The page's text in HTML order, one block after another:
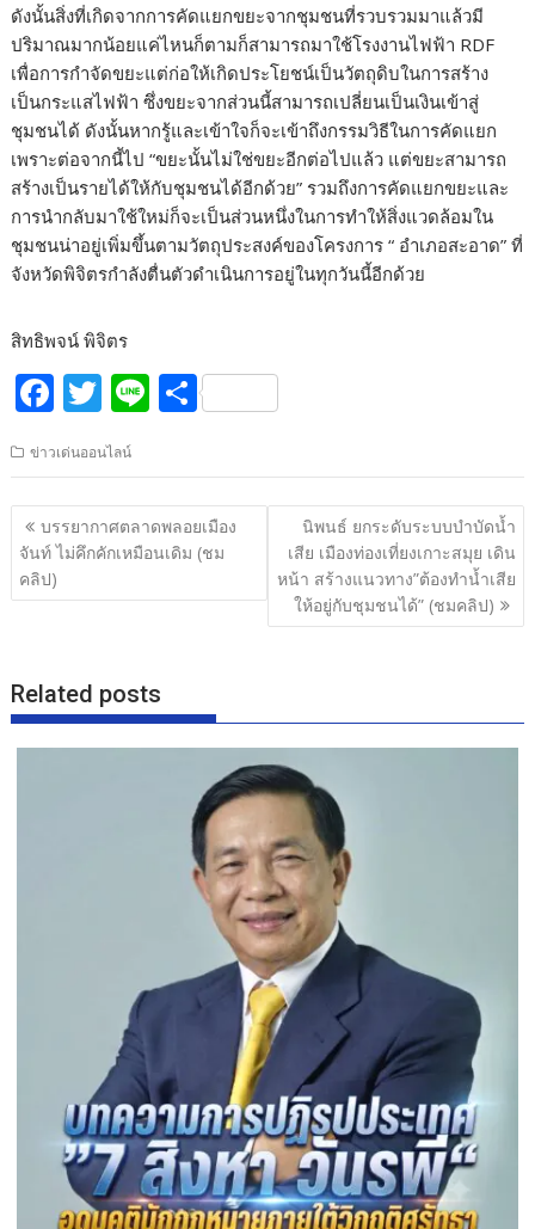
ดังนั้นสิ่งที่เกิดจากการคัดแยกขยะจากชุมชนที่รวบรวมมาแล้วมี
ปริมาณมากน้อยแค่ไหนก็ตามก็สามารถมาใช้โรงงานไฟฟ้า RDF
เพื่อการกำจัดขยะแต่ก่อให้เกิดประโยชน์เป็นวัตถุดิบในการสร้าง
เป็นกระแสไฟฟ้า ซึ่งขยะจากส่วนนี้สามารถเปลี่ยนเป็นเงินเข้าสู่
ชุมชนได้ ดังนั้นหากรู้และเข้าใจก็จะเข้าถึงกรรมวิธีในการคัดแยก
เพราะต่อจากนี้ไป “ขยะนั้นไม่ใช่ขยะอีกต่อไปแล้ว แต่ขยะสามารถ
สร้างเป็นรายได้ให้กับชุมชนได้อีกด้วย” รวมถึงการคัดแยกขยะและ
การนำกลับมาใช้ใหม่ก็จะเป็นส่วนหนึ่งในการทำให้สิ่งแวดล้อมใน
ชุมชนน่าอยู่เพิ่มขึ้นตามวัตถุประสงค์ของโครงการ “ อำเภอสะอาด” ที่
จังหวัดพิจิตรกำลังตื่นตัวดำเนินการอยู่ในทุกวันนี้อีกด้วย
สิทธิพจน์ พิจิตร
F
e
b
o
o
T
w
itt
er
Li
e
S
ar
e
ข่าวเด่นออนไลน์
แนะแนว
เรื่อง
บรรยากาศตลาดพลอยเมือง
จันท์ ไม่คึกคักเหมือนเดิม (ชม
คลิป)
นิพนธ์ ยกระดับระบบบำบัดน้ำ
เสีย เมืองท่องเที่ยงเกาะสมุย เดิน
หน้า สร้างแนวทาง”ต้องทำน้ำเสีย
ให้อยู่กับชุมชนได้” (ชมคลิป)
Related posts